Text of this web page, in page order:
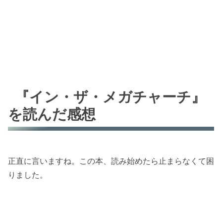
『イン・ザ・メガチャーチ』
を読んだ感想
正直に言いますね。この本、読み始めたら止まらなくて困
りました。